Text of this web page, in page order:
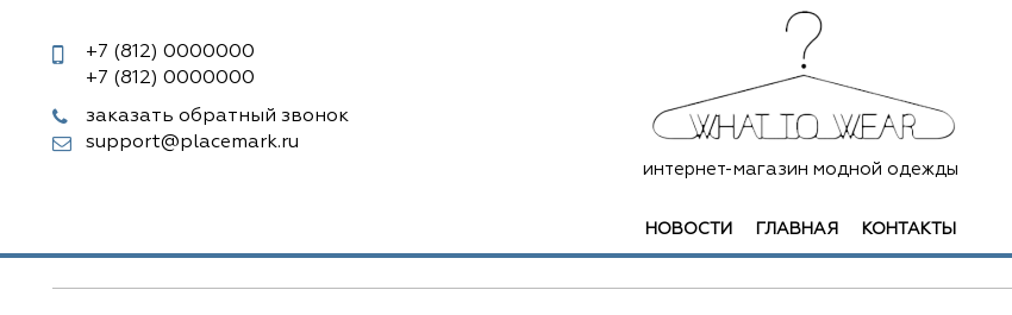
+7 (812) 0000000
+7 (812) 0000000
заказать обратный звонок
support@placemark.ru
интернет-магазин модной одежды
НОВОСТИ ГЛАВНАЯ КОНТАКТЫ